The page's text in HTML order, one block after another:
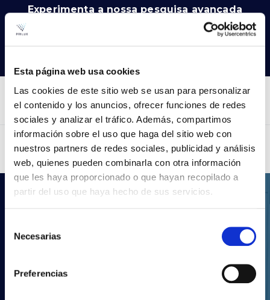
Esta página web usa cookies
Las cookies de este sitio web se usan para personalizar
el contenido y los anuncios, ofrecer funciones de redes
sociales y analizar el tráfico. Además, compartimos
información sobre el uso que haga del sitio web con
nuestros partners de redes sociales, publicidad y análisis
web, quienes pueden combinarla con otra información
que les haya proporcionado o que hayan recopilado a
partir del uso que haya hecho de sus servicios.
Necesarias
Preferencias
Experimenta a nossa pesquisa avançada
Procurar produtos
.LDT
Os teus projectos de
iluminação com a Prilux
Com a nossa vasta gama de produtos, poderás